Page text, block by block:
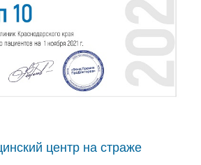
центр на страже